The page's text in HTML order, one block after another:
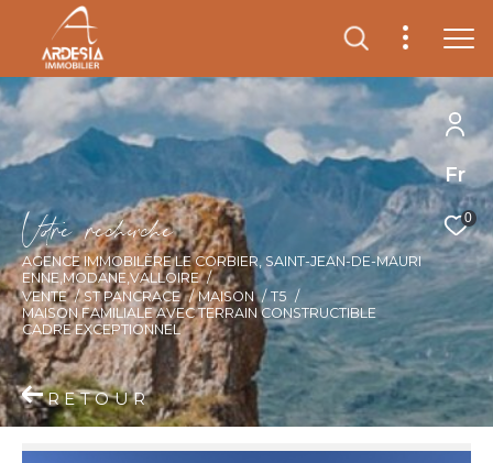
Fr
0
Vore recece
AGENCE IMMOBILÈRE LE CORBIER, SAINT-JEAN-DE-MAURI
ENNE,MODANE,VALLOIRE
VENTE
ST PANCRACE MAISON
T5
MAISON FAMILIALE AVEC TERRAIN CONSTRUCTIBLE
CADRE EXCEPTIONNEL
RETOUR